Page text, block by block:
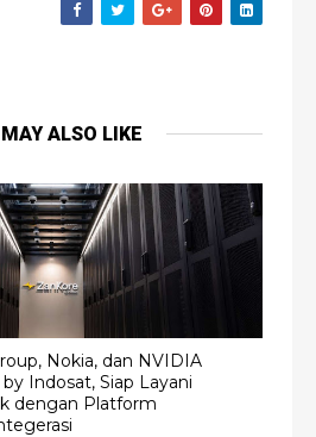
ALSO LIKE
Nokia, dan NVIDIA
Indosat, Siap Layani
dengan Platform